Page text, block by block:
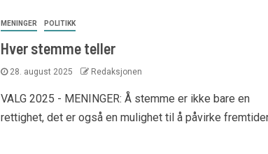
MENINGER POLITIKK
Hver stemme teller
28. august 2025 Redaksjonen
VALG 2025 - MENINGER: Å stemme er ikke bare en
rettighet, det er også en mulighet til å påvirke